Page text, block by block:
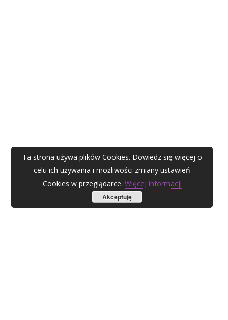
Ta strona używa plików Cookies. Dowiedz się więcej o
celu ich używania i możliwości zmiany ustawień
Cookies w przeglądarce. Więcej informacji
Akceptuję